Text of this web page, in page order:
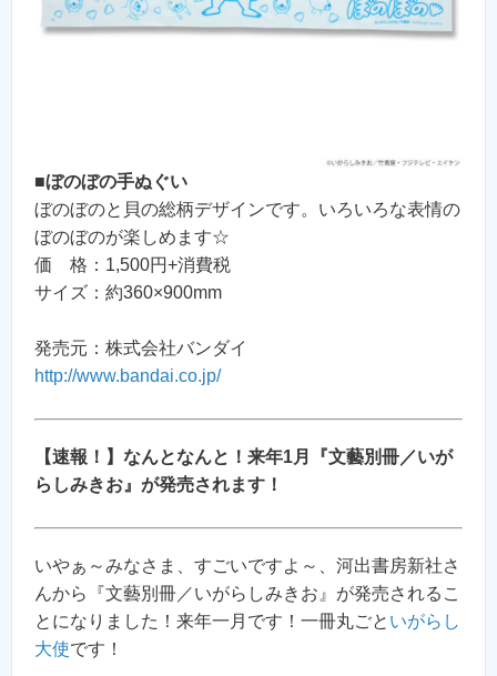
■ぼのぼの手ぬぐい
ぼのぼのと貝の総柄デザインです。いろいろな表情の
ぼのぼのが楽しめます☆
価 格：1,500円+消費税
サイズ：約360×900mm
発売元：株式会社バンダイ
http://www.bandai.co.jp/
【速報！】なんとなんと！来年1月『文藝別冊／いが
らしみきお』が発売されます！
いやぁ～みなさま、すごいですよ～、河出書房新社さ
んから『文藝別冊／いがらしみきお』が発売されるこ
とになりました！来年一月です！一冊丸ごと いがらし
大使です！